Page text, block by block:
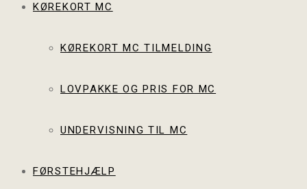
KØREKORT MC
KØREKORT MC TILMELDING
LOVPAKKE OG PRIS FOR MC
UNDERVISNING TIL MC
FØRSTEHJÆLP